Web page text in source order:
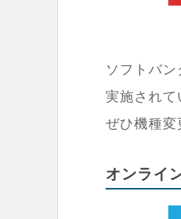
ソフトバ
実施されて
ぜひ機種変
オンライ